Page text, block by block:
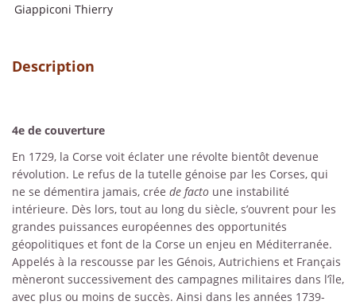
Giappiconi Thierry
Description
4e de couverture
En 1729, la Corse voit éclater une révolte bientôt devenue
révolution. Le refus de la tutelle génoise par les Corses, qui
ne se démentira jamais, crée de facto une instabilité
intérieure. Dès lors, tout au long du siècle, s’ouvrent pour les
grandes puissances européennes des opportunités
géopolitiques et font de la Corse un enjeu en Méditerranée.
Appelés à la rescousse par les Génois, Autrichiens et Français
mèneront successivement des campagnes militaires dans l’île,
avec plus ou moins de succès. Ainsi dans les années 1739-